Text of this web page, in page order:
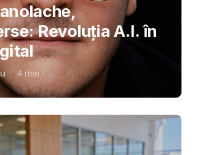
Revoluția A.I. în
4 min